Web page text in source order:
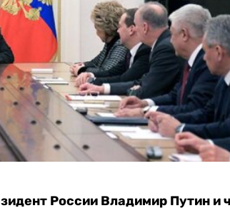
России Владимир Путин и